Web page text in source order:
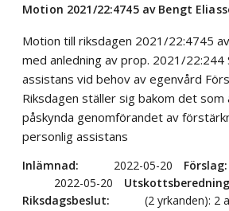
Motion 2021/22:4745 av Bengt
Motion till riksdagen 2021/22:4745
med anledning av prop. 2021/
assistans vid behov av egenvård
Riksdagen ställer sig bakom det
påskynda genomförandet av
personlig assistans
Inlämnad 2022-05-20 Förslag
2022-05-20
Utskottsberedning
Riksdagsbeslut
(2 yrkanden): 2